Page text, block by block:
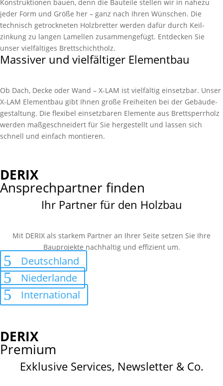
Konstruk­tionen bauen, denn die Bau­teile stellen wir in nahezu
jeder Form und Größe her – ganz nach Ihren Wünschen. Die
technisch getrock­neten Holz­bretter werden dafür durch Keil­
zinkung zu langen Lamel­len zu­sammen­gefügt. Entdecken Sie
unser viel­fältiges Brett­schicht­holz.
Massiver und vielfältiger Elementbau
Ob Dach, Decke oder Wand – X-LAM ist vielfältig einsetz­bar. Unser
X-LAM Element­bau gibt Ihnen große Frei­heiten bei der Gebäude­
gestaltung. Die flexibel einsetz­baren Elemente aus Brett­sperr­holz
werden maß­geschnei­dert für Sie her­gestellt und lassen sich
schnell und einfach montieren.
DERIX
Ansprechpartner finden
Ihr Partner für den Holzbau
Mit DERIX als starkem Partner an Ihrer Seite setzen Sie Ihre
Bauprojekte nachhaltig und effizient um.
Deutschland
Niederlande
International
DERIX
Premium
Exklusive Services, Newsletter & Co.